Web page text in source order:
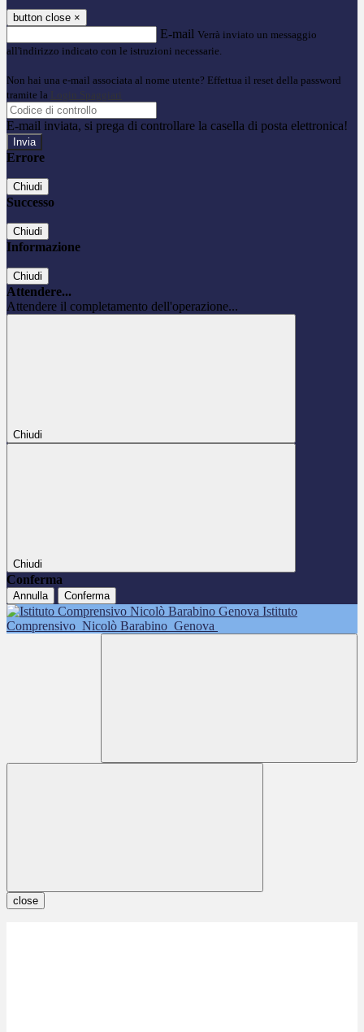
button close ×
E-mail Verrà inviato un messaggio
all'indirizzo indicato con le istruzioni necessarie.
Non hai una e-mail associata al nome utente? Effettua il reset della password
tramite la Login Spaggiari
E-mail inviata, si prega di controllare la casella di posta elettronica!
Errore
Chiudi
Successo
Chiudi
Informazione
Chiudi
Attendere...
Attendere il completamento dell'operazione...
Chiudi
Chiudi
Conferma
Annulla Conferma
Istituto
Comprensivo Nicolò Barabino Genova
close